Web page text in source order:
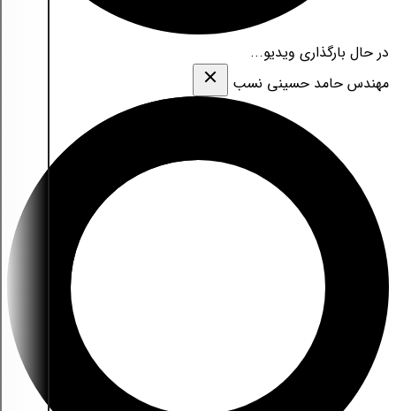
در حال بارگذاری ویدیو...
مهندس حامد حسینی نسب